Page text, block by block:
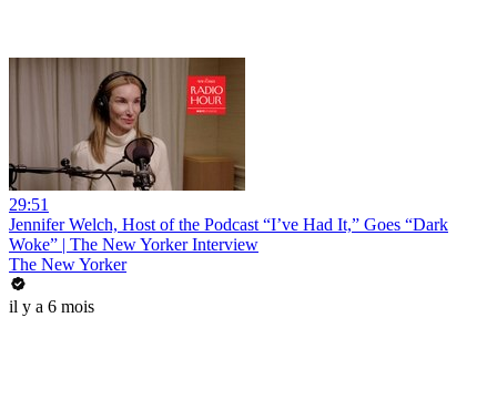
29:51
Jennifer Welch, Host of the Podcast “I’ve Had It,” Goes “Dark
Woke” | The New Yorker Interview
The New Yorker
il y a 6 mois